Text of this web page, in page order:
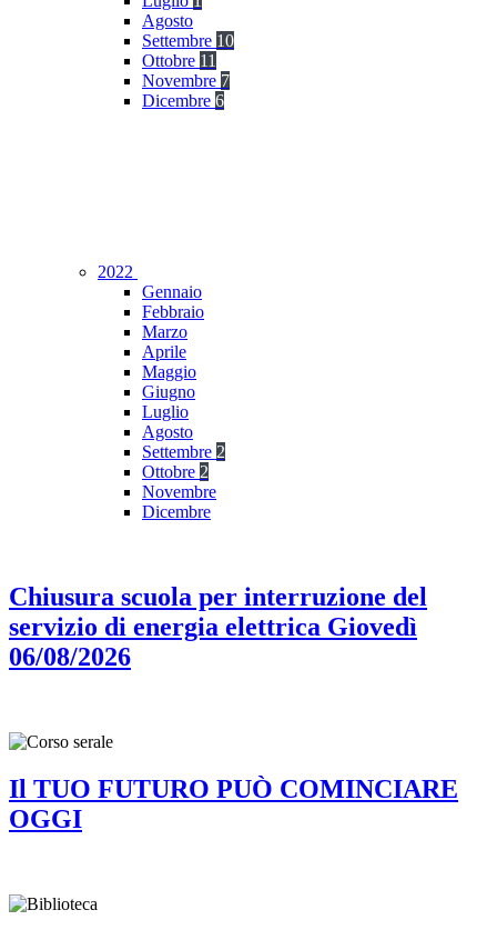
Agosto
Settembre 10
Ottobre 11
Novembre 7
Dicembre 6
2022
Gennaio
Febbraio
Marzo
Aprile
Maggio
Giugno
Luglio
Agosto
Settembre 2
Ottobre 2
Novembre
Dicembre
Chiusura scuola per interruzione del
servizio di energia elettrica Giovedì
06/08/2026
Il TUO FUTURO PUÒ COMINCIARE
OGGI